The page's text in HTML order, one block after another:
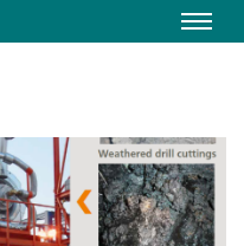
Menu